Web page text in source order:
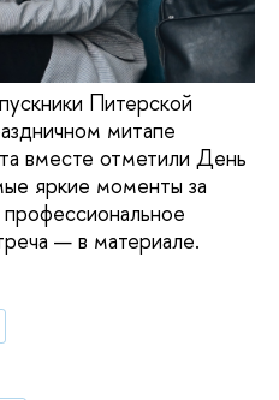
Питерской
митапе
вместе отметили День
яркие моменты за
— в материале.